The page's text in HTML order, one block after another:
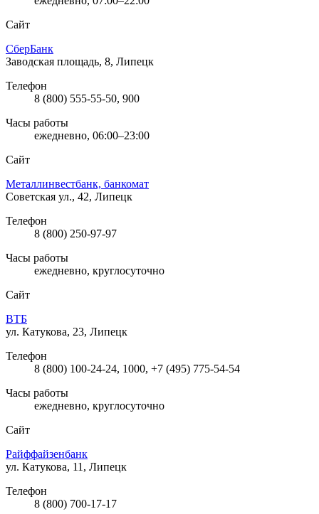
Сайт
СберБанк
Заводская площадь, 8, Липецк
Телефон
8 (800) 555-55-50, 900
Часы работы
ежедневно, 06:00–23:00
Сайт
Металлинвестбанк, банкомат
Советская ул., 42, Липецк
Телефон
8 (800) 250-97-97
Часы работы
ежедневно, круглосуточно
Сайт
ВТБ
ул. Катукова, 23, Липецк
Телефон
8 (800) 100-24-24, 1000, +7 (495) 775-54-54
Часы работы
ежедневно, круглосуточно
Сайт
Райффайзенбанк
ул. Катукова, 11, Липецк
Телефон
8 (800) 700-17-17